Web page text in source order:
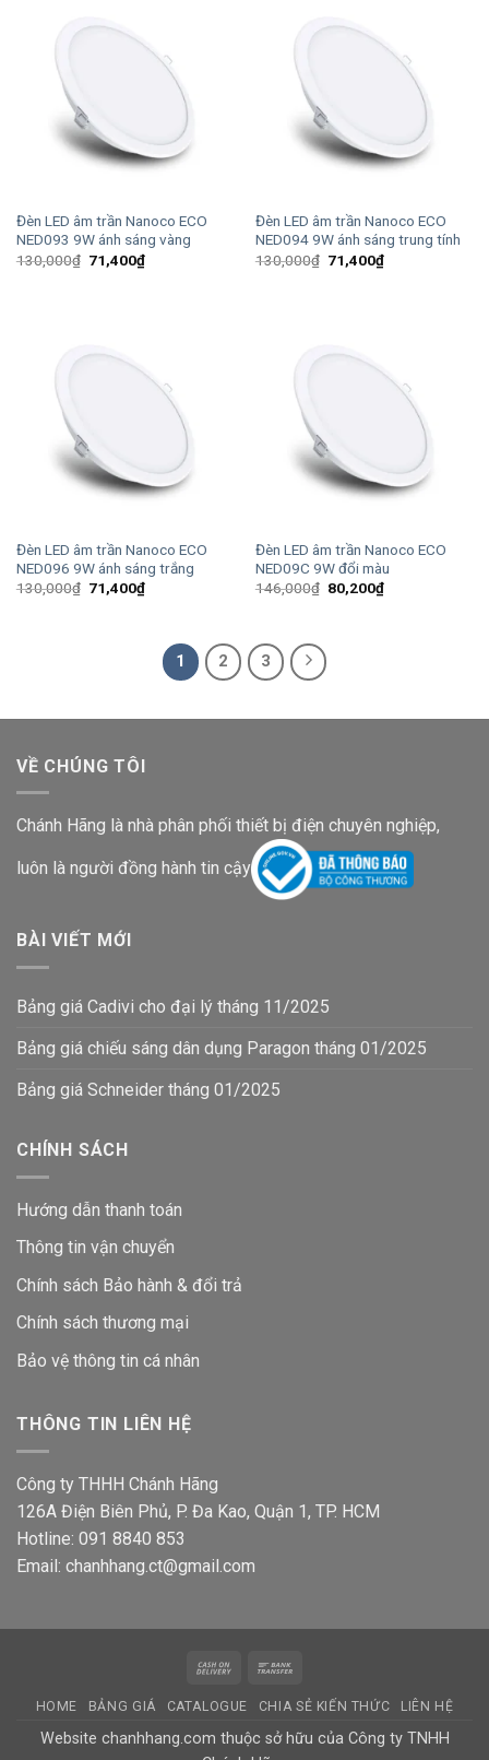
Đèn LED âm trần Nanoco ECO
NED093 9W ánh sáng vàng
130,000₫ Giá
gốc
71,400₫Giá
hiện
Đèn LED âm trần Nanoco ECO
NED094 9W ánh sáng trung tính
130,000₫ Giá
gốc
71,400₫Giá
hiện
Đèn LED âm trần Nanoco ECO
NED096 9W ánh sáng trắng
130,000₫ Giá
gốc
71,400₫Giá
hiện
71,400₫.
Đèn LED âm trần Nanoco ECO
NED09C 9W đổi màu
146,000₫ Giá
gốc
80,200₫Giá
hiện
1 2 3
VỀ CHÚNG TÔI
Chánh Hãng là nhà phân phối thiết bị điện chuyên nghiệp,
luôn là người đồng hành tin cậy
BÀI VIẾT MỚI
Bảng giá Cadivi cho đại lý tháng 11/2025
Bảng giá chiếu sáng dân dụng Paragon tháng 01/2025
Bảng giá Schneider tháng 01/2025
CHÍNH SÁCH
Hướng dẫn thanh toán
Thông tin vận chuyển
Chính sách Bảo hành & đổi trả
Chính sách thương mại
Bảo vệ thông tin cá nhân
THÔNG TIN LIÊN HỆ
Công ty THHH Chánh Hãng
126A Điện Biên Phủ, P. Đa Kao, Quận 1, TP. HCM
Hotline: 091 8840 853
Email: chanhhang.ct@gmail.com
Cash
Delivery
HOME BẢNG GIÁ CATALOGUE CHIA SẺ KIẾN THỨC LIÊN HỆ
Website chanhhang.com thuộc sở hữu của Công ty TNHH